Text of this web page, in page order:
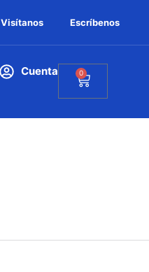
Visítanos Escríbenos
Cuenta 0